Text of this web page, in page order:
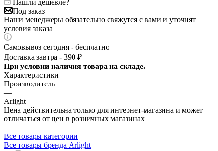
Нашли дешевле?
Под заказ
Наши менеджеры обязательно свяжутся с вами и уточнят
условия заказа
Самовывоз сегодня - бесплатно
Доставка завтра - 390 ₽
При условии наличия товара на складе.
Характеристики
Производитель
—
Arlight
Цена действительна только для интернет-магазина и может
отличаться от цен в розничных магазинах
Все товары категории
Все товары бренда Arlight